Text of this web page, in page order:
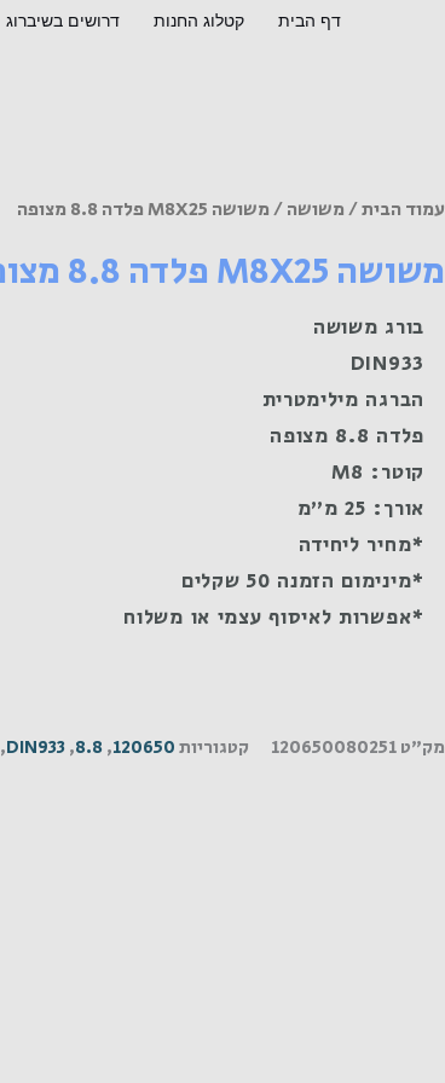
דף הבית קטלוג החנות דרושים בשיברוג
עמוד הבית/משושה/ משושה M8X25 פלדה 8.8 מצופה
משושה M8X25 פלדה 8.8 מצופה
בורג משושה
DIN933
הברגה מילימטרית
פלדה 8.8 מצופה
קוטר: M8
אורך: 25 מ"מ
*מחיר ליחידה
*מינימום הזמנה 50 שקלים
*אפשרות לאיסוף עצמי או משלוח
מק"ט120650080251 קטגוריות120650
,
8.8
,
DIN933
,
8.8
מצופה